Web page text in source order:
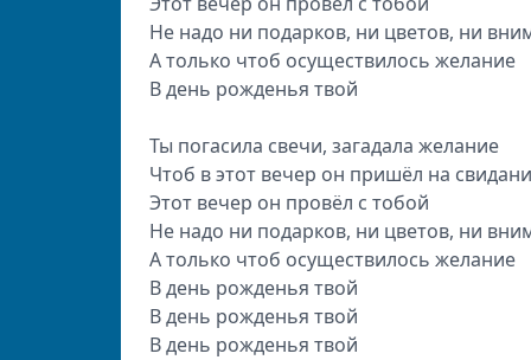
Не надо ни подарков, ни цветов, ни
А только чтоб осуществилось желание
В день рожденья твой
Ты погасила свечи, загадала желание
Чтоб в этот вечер он пришёл на
Этот вечер он провёл с тобой
Не надо ни подарков, ни цветов, ни
А только чтоб осуществилось желание
В день рожденья твой
В день рожденья твой
В день рожденья твой